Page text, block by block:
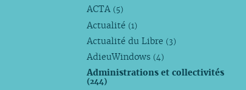
ACTA (5)
Actualité (1)
Actualité du Libre (3)
AdieuWindows (4)
Administrations et collectivités
(244)